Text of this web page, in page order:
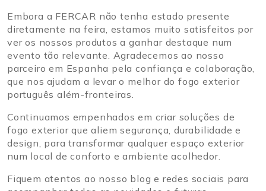
Embora a FERCAR não tenha estado presente
diretamente na feira, estamos muito satisfeitos por
ver os nossos produtos a ganhar destaque num
evento tão relevante. Agradecemos ao nosso
parceiro em Espanha pela confiança e colaboração,
que nos ajudam a levar o melhor do fogo exterior
português além-fronteiras.
Continuamos empenhados em criar soluções de
fogo exterior que aliem segurança, durabilidade e
design, para transformar qualquer espaço exterior
num local de conforto e ambiente acolhedor.
Fiquem atentos ao nosso blog e redes sociais para